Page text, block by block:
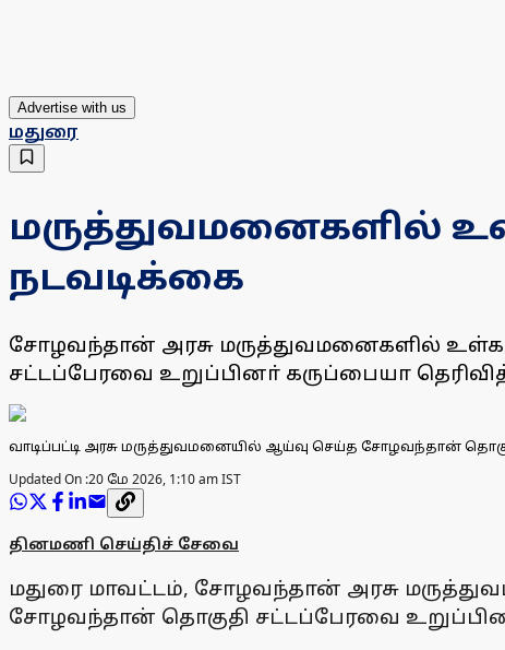
Advertise with us
மதுரை
மருத்துவமனைகளில்
நடவடிக்கை
சோழவந்தான் அரசு மருத்துவமனைகளில்
சட்டப்பேரவை உறுப்பினா் கருப்பையா
வாடிப்பட்டி அரசு மருத்துவமனையில் ஆய்வு செய்த சோழவந்தான்
Updated On :20 மே 2026, 1:10 am IST
தினமணி செய்திச் சேவை
மதுரை மாவட்டம், சோழவந்தான் அரசு
சோழவந்தான் தொகுதி சட்டப்பேரவை